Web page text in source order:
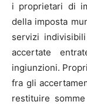
i proprietari di
della imposta
servizi
accertate
ingiunzioni.
fra gli
restituire